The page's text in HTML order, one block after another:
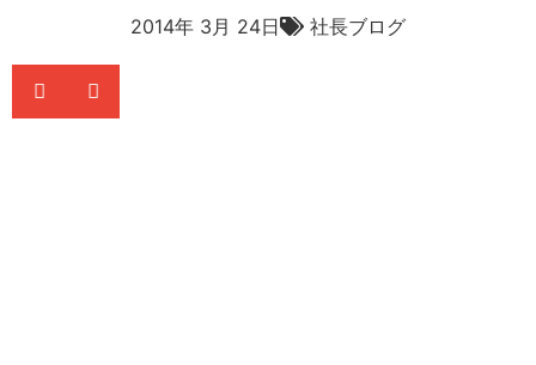
2014年 3月 24日 社長ブログ